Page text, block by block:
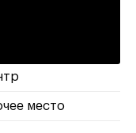
место